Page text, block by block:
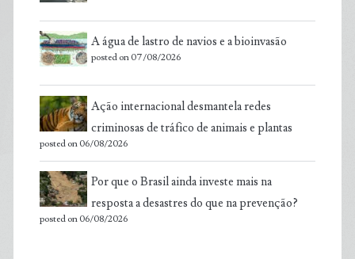
A água de lastro de navios e a bioinvasão
posted on 07/08/2026
Ação internacional desmantela redes
criminosas de tráfico de animais e plantas
posted on 06/08/2026
Por que o Brasil ainda investe mais na
resposta a desastres do que na prevenção?
posted on 06/08/2026